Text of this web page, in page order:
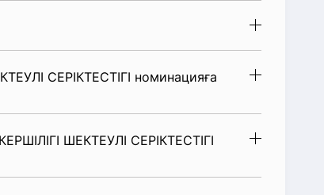
СЕРІКТЕСТІГІ номинацияға
ШЕКТЕУЛІ СЕРІКТЕСТІГІ